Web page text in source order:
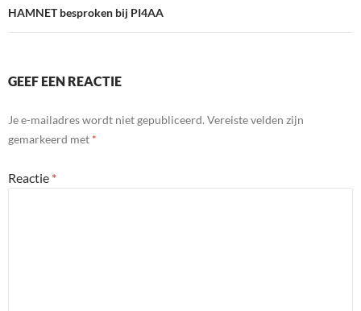
HAMNET besproken bij PI4AA
GEEF EEN REACTIE
Je e-mailadres wordt niet gepubliceerd. Vereiste velden zijn
gemarkeerd met *
Reactie *